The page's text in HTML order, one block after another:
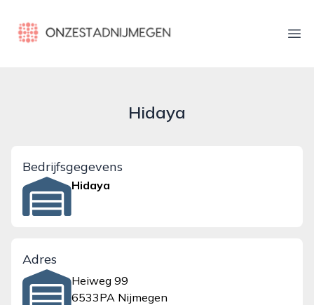
onzestadnijmegen.nl
Hidaya
Bedrijfsgegevens
Hidaya
Adres
Heiweg 99
6533PA Nijmegen